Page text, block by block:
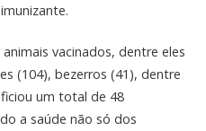
vacinados, dentre eles
(104), bezerros (41), dentre
um total de 48
a saúde não só dos